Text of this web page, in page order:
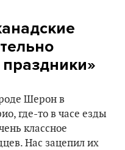
Шерон в
где-то в часе езды
классное
Нас зацепил их